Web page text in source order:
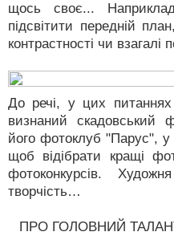
щось своє...
підсвітити передній
контрастності чи
До речі, у цих
визнаний скадовський
його фотоклуб "Парус", у
щоб відібрати кращі
фотоконкурсів.
творчість…
ПРО ГОЛОВНИЙ